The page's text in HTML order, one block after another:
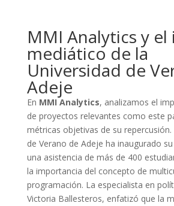
MMI Analytics y
mediático de la
Universidad de
Adeje
En MMI Analytics, analizamos el
de proyectos relevantes como este
métricas objetivas de su repercusión.
de Verano de Adeje ha inaugurado
una asistencia de más de 400
la importancia del concepto de
programación. La especialista en
Victoria Ballesteros, enfatizó que la